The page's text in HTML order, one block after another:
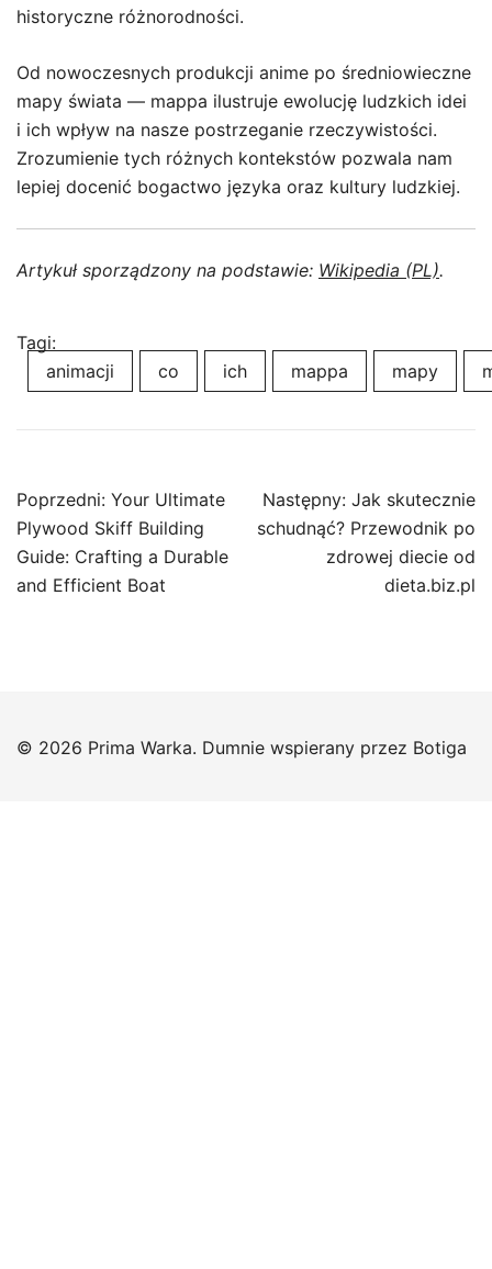
historyczne różnorodności.
Od nowoczesnych produkcji anime po średniowieczne
mapy świata — mappa ilustruje ewolucję ludzkich idei
i ich wpływ na nasze postrzeganie rzeczywistości.
Zrozumienie tych różnych kontekstów pozwala nam
lepiej docenić bogactwo języka oraz kultury ludzkiej.
Artykuł sporządzony na podstawie: Wikipedia (PL).
Tagi:
animacji
co ich mappa mapy
Nawigacja
wpisu
Poprzedni: Your Ultimate
Plywood Skiff Building
Guide: Crafting a Durable
and Efficient Boat
Następny: Jak skutecznie
schudnąć? Przewodnik po
zdrowej diecie od
dieta.biz.pl
© 2026 Prima Warka. Dumnie wspierany przez Botiga